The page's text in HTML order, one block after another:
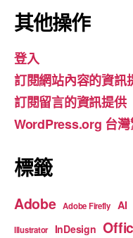
c
b
o
o
k
a
a
m
u
b
e
其他操作
登入
訂閱網站內容的資訊
訂閱留言的資訊提供
WordPress.org 台灣
標籤
Adobe Adobe Firefly AI
Illustrator InDesign